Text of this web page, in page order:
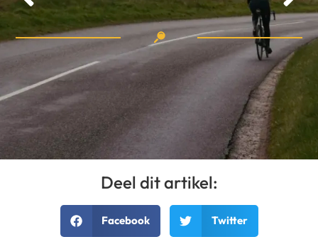
Deel dit artikel:
Facebook Twitter